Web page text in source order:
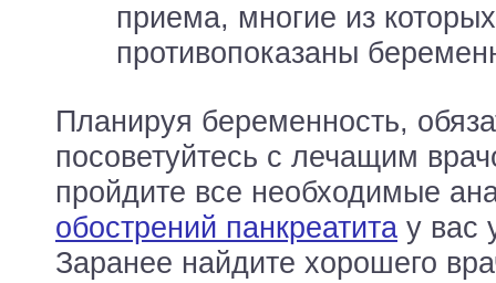
приема, многие из которых
противопоказаны
Планируя беременность,
посоветуйтесь с лечащим
пройдите все необходимые
обострений панкреатита у вас
Заранее найдите хорошего